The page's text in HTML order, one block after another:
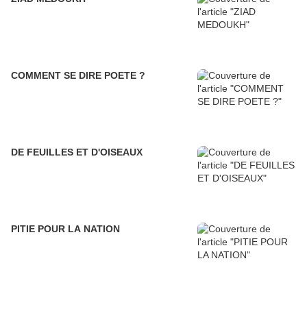
COMMENT SE DIRE POETE ?
DE FEUILLES ET D'OISEAUX
PITIE POUR LA NATION